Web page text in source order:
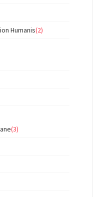
Humanis(2)
(3)